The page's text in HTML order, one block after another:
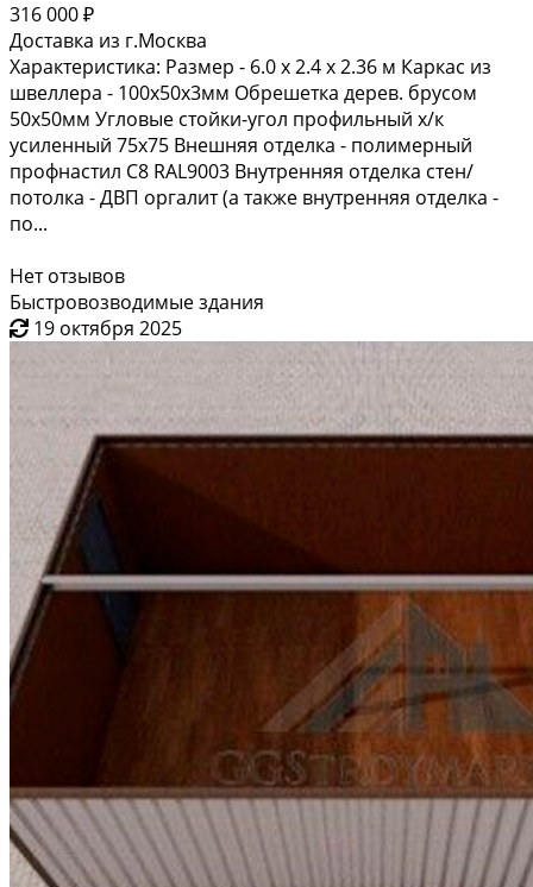
316 000 ₽
Доставка из г.Москва
Характеристика: Размер - 6.0 х 2.4 х 2.36 м Каркас из
швеллера - 100х50х3мм Обрешетка дерев. брусом
50х50мм Угловые стойки-угол профильный х/к
усиленный 75х75 Внешняя отделка - полимерный
профнастил С8 RAL9003 Внутренняя отделка стен/
потолка - ДВП оргалит (а также внутренняя отделка -
по...
Нет отзывов
Быстровозводимые здания
19 октября 2025